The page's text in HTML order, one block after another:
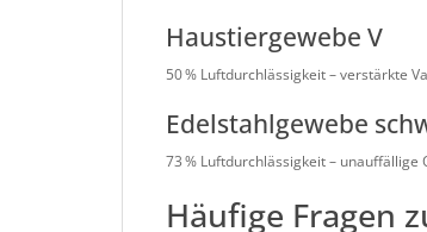
Haustiergewebe V
50 % Luftdurchlässigkeit – verstärkte
Edelstahlgewebe
73 % Luftdurchlässigkeit –
Häufige Fragen